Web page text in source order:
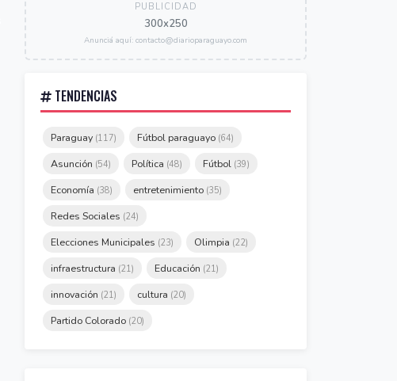
PUBLICIDAD
300x250
Anunciá aquí: contacto@diarioparaguayo.com
TENDENCIAS
Paraguay (117) Fútbol paraguayo (64)
Asunción (54) Política (48) Fútbol (39)
Economía (38) entretenimiento (35)
Redes Sociales (24)
Elecciones Municipales (23) Olimpia (22)
infraestructura (21) Educación (21)
innovación (21) cultura (20)
Partido Colorado (20)